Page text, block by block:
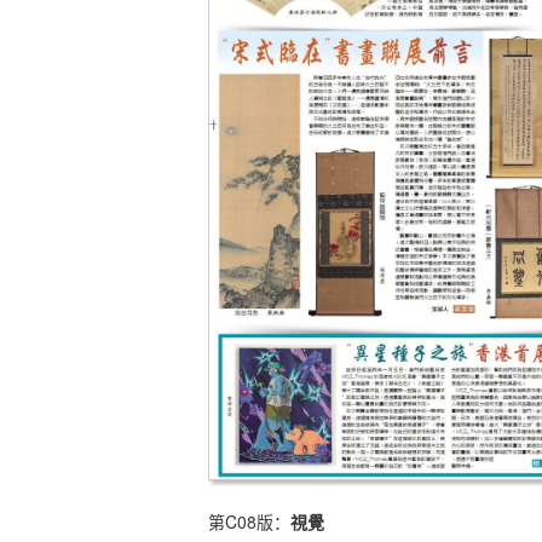
第C08版： 視覺